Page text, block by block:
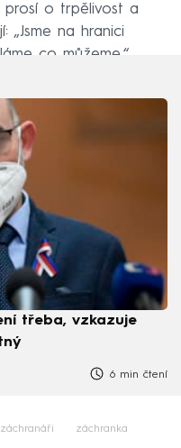
prosí o trpělivost a
„Jsme na hranici
co můžeme.“
třeba, vzkazuje
6 min čtení
záchranáři záchranka